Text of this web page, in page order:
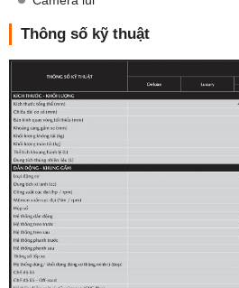
Thông số kỹ thuật